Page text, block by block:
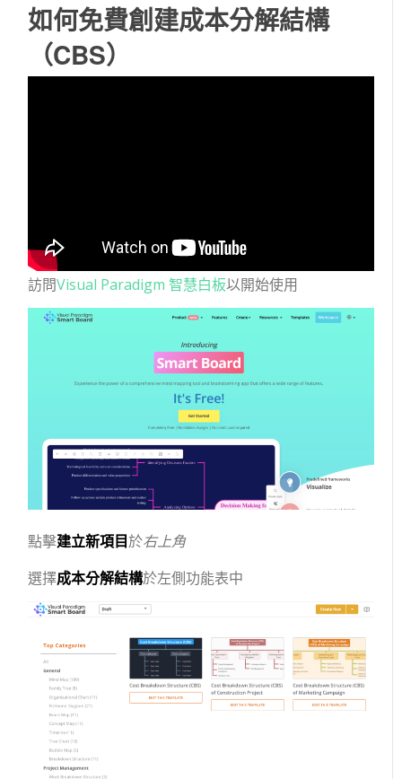
如何免費創建成本分解結構
（CBS）
訪問Visual Paradigm 智慧白板以開始使用
點擊建立新項目於右上角
選擇成本分解結構於左側功能表中